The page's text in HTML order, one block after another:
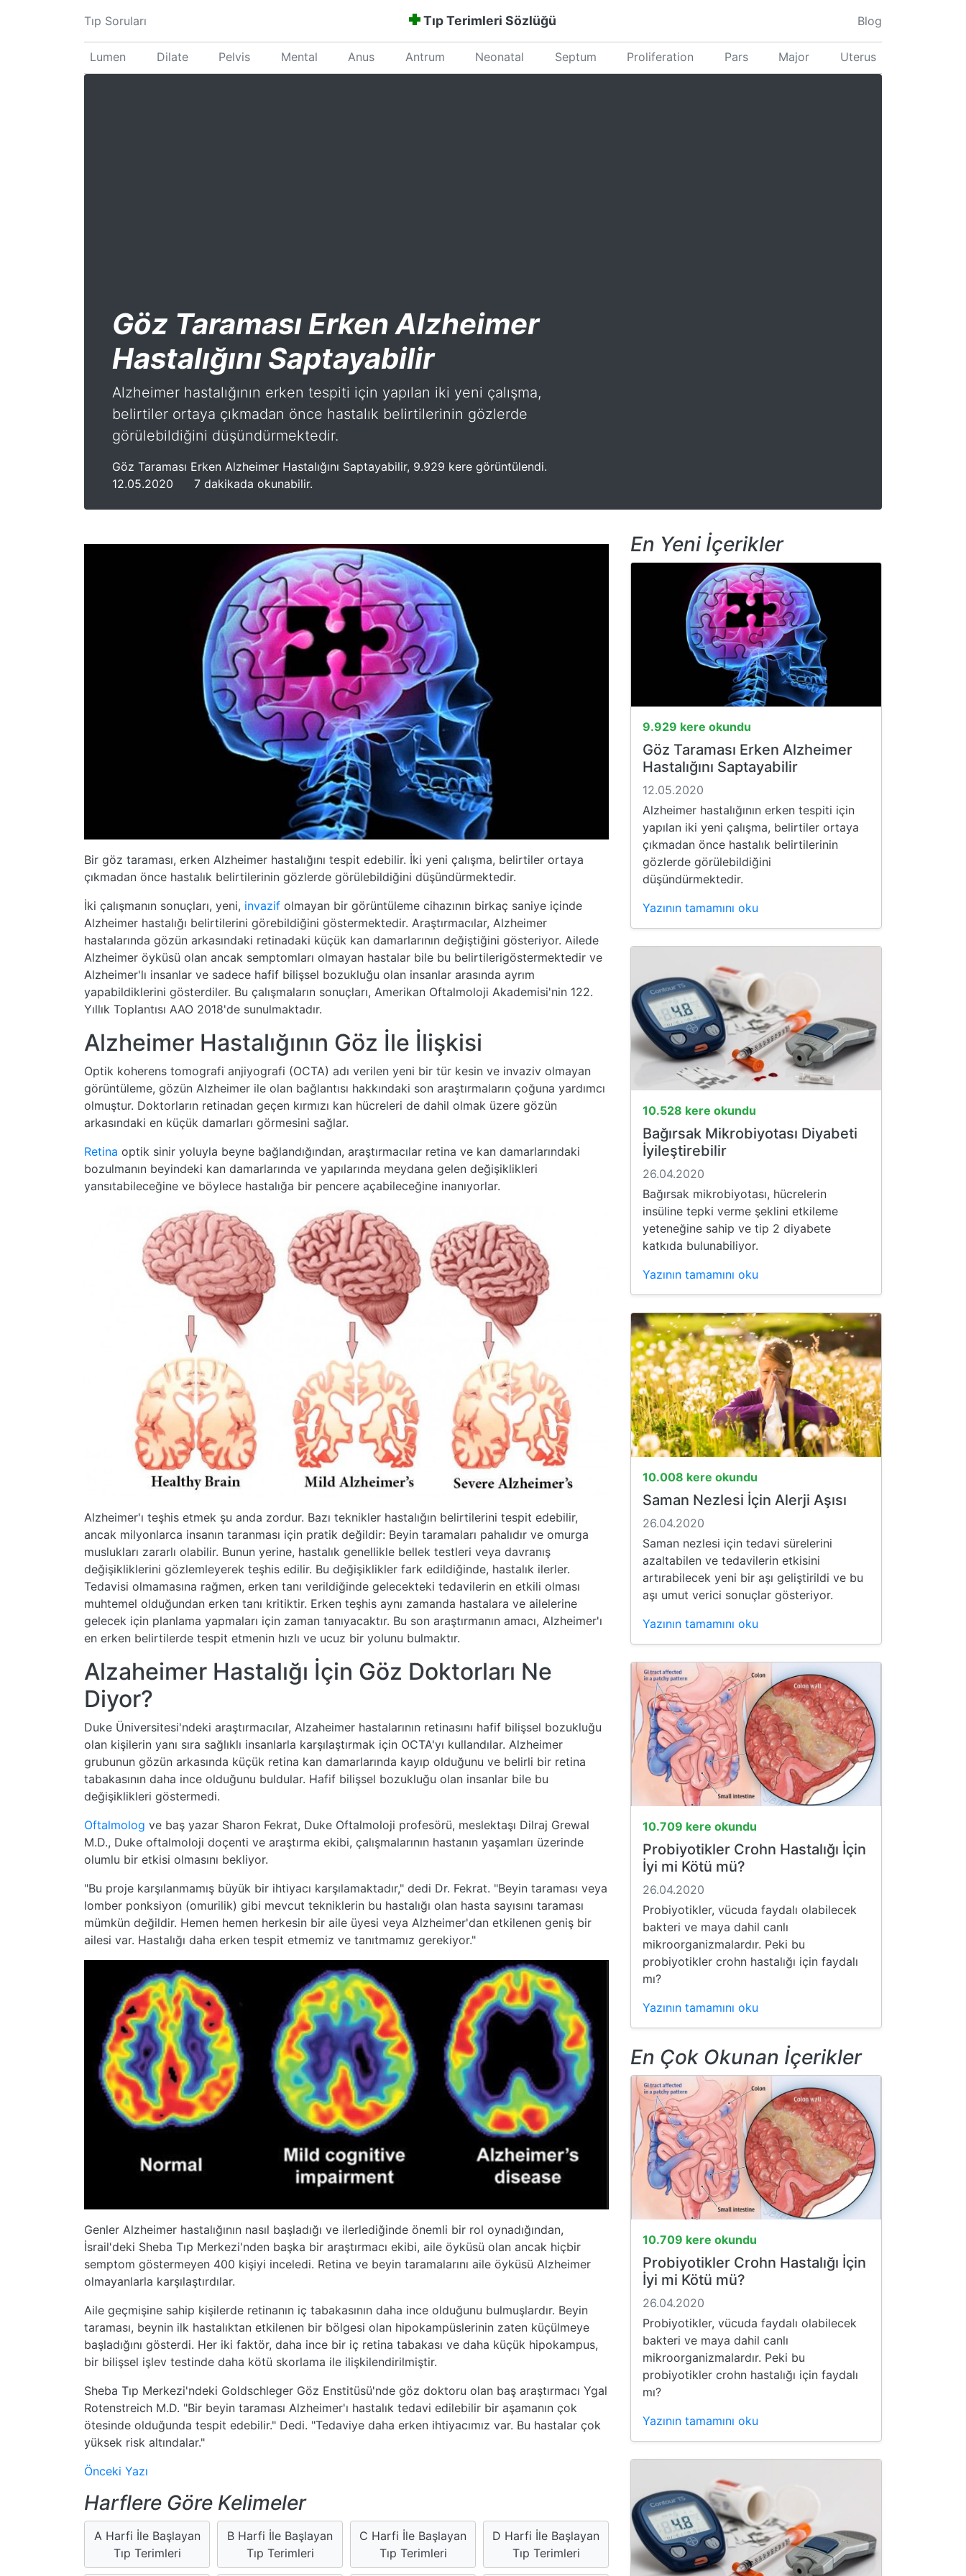
Tıp Soruları Tıp Terimleri Sözlüğü Blog
Lumen Dilate Pelvis Mental Anus Antrum Neonatal Septum Proliferation Pars Major Uterus
Göz Taraması Erken Alzheimer
Hastalığını Saptayabilir
Alzheimer hastalığının erken tespiti için yapılan iki yeni çalışma,
belirtiler ortaya çıkmadan önce hastalık belirtilerinin gözlerde
görülebildiğini düşündürmektedir.
Göz Taraması Erken Alzheimer Hastalığını Saptayabilir, 9.929 kere görüntülendi.
12.05.2020
7 dakikada okunabilir.
Bir göz taraması, erken Alzheimer hastalığını tespit edebilir. İki yeni çalışma, belirtiler ortaya
çıkmadan önce hastalık belirtilerinin gözlerde görülebildiğini düşündürmektedir.
İki çalışmanın sonuçları, yeni, invazif olmayan bir görüntüleme cihazının birkaç saniye içinde
Alzheimer hastalığı belirtilerini görebildiğini göstermektedir. Araştırmacılar, Alzheimer
hastalarında gözün arkasındaki retinadaki küçük kan damarlarının değiştiğini gösteriyor. Ailede
Alzheimer öyküsü olan ancak semptomları olmayan hastalar bile bu belirtilerigöstermektedir ve
Alzheimer'lı insanlar ve sadece hafif bilişsel bozukluğu olan insanlar arasında ayrım
yapabildiklerini gösterdiler. Bu çalışmaların sonuçları, Amerikan Oftalmoloji Akademisi'nin 122.
Yıllık Toplantısı AAO 2018'de sunulmaktadır.
Alzheimer Hastalığının Göz İle İlişkisi
Optik koherens tomografi anjiyografi (OCTA) adı verilen yeni bir tür kesin ve invaziv olmayan
görüntüleme, gözün Alzheimer ile olan bağlantısı hakkındaki son araştırmaların çoğuna yardımcı
olmuştur. Doktorların retinadan geçen kırmızı kan hücreleri de dahil olmak üzere gözün
arkasındaki en küçük damarları görmesini sağlar.
Retina optik sinir yoluyla beyne bağlandığından, araştırmacılar retina ve kan damarlarındaki
bozulmanın beyindeki kan damarlarında ve yapılarında meydana gelen değişiklikleri
yansıtabileceğine ve böylece hastalığa bir pencere açabileceğine inanıyorlar.
Alzheimer'ı teşhis etmek şu anda zordur. Bazı teknikler hastalığın belirtilerini tespit edebilir,
ancak milyonlarca insanın taranması için pratik değildir: Beyin taramaları pahalıdır ve omurga
muslukları zararlı olabilir. Bunun yerine, hastalık genellikle bellek testleri veya davranış
değişikliklerini gözlemleyerek teşhis edilir. Bu değişiklikler fark edildiğinde, hastalık ilerler.
Tedavisi olmamasına rağmen, erken tanı verildiğinde gelecekteki tedavilerin en etkili olması
muhtemel olduğundan erken tanı kritiktir. Erken teşhis aynı zamanda hastalara ve ailelerine
gelecek için planlama yapmaları için zaman tanıyacaktır. Bu son araştırmanın amacı, Alzheimer'ı
en erken belirtilerde tespit etmenin hızlı ve ucuz bir yolunu bulmaktır.
Alzaheimer Hastalığı İçin Göz Doktorları Ne
Diyor?
Duke Üniversitesi'ndeki araştırmacılar, Alzaheimer hastalarının retinasını hafif bilişsel bozukluğu
olan kişilerin yanı sıra sağlıklı insanlarla karşılaştırmak için OCTA'yı kullandılar. Alzheimer
grubunun gözün arkasında küçük retina kan damarlarında kayıp olduğunu ve belirli bir retina
tabakasının daha ince olduğunu buldular. Hafif bilişsel bozukluğu olan insanlar bile bu
değişiklikleri göstermedi.
Oftalmolog ve baş yazar Sharon Fekrat, Duke Oftalmoloji profesörü, meslektaşı Dilraj Grewal
M.D., Duke oftalmoloji doçenti ve araştırma ekibi, çalışmalarının hastanın yaşamları üzerinde
olumlu bir etkisi olmasını bekliyor.
"Bu proje karşılanmamış büyük bir ihtiyacı karşılamaktadır," dedi Dr. Fekrat. "Beyin taraması veya
lomber ponksiyon (omurilik) gibi mevcut tekniklerin bu hastalığı olan hasta sayısını taraması
mümkün değildir. Hemen hemen herkesin bir aile üyesi veya Alzheimer'dan etkilenen geniş bir
ailesi var. Hastalığı daha erken tespit etmemiz ve tanıtmamız gerekiyor."
Genler Alzheimer hastalığının nasıl başladığı ve ilerlediğinde önemli bir rol oynadığından,
İsrail'deki Sheba Tıp Merkezi'nden başka bir araştırmacı ekibi, aile öyküsü olan ancak hiçbir
semptom göstermeyen 400 kişiyi inceledi. Retina ve beyin taramalarını aile öyküsü Alzheimer
olmayanlarla karşılaştırdılar.
Aile geçmişine sahip kişilerde retinanın iç tabakasının daha ince olduğunu bulmuşlardır. Beyin
taraması, beynin ilk hastalıktan etkilenen bir bölgesi olan hipokampüslerinin zaten küçülmeye
başladığını gösterdi. Her iki faktör, daha ince bir iç retina tabakası ve daha küçük hipokampus,
bir bilişsel işlev testinde daha kötü skorlama ile ilişkilendirilmiştir.
Sheba Tıp Merkezi'ndeki Goldschleger Göz Enstitüsü'nde göz doktoru olan baş araştırmacı Ygal
Rotenstreich M.D. "Bir beyin taraması Alzheimer'ı hastalık tedavi edilebilir bir aşamanın çok
ötesinde olduğunda tespit edebilir." Dedi. "Tedaviye daha erken ihtiyacımız var. Bu hastalar çok
yüksek risk altındalar."
Önceki Yazı
Harflere Göre Kelimeler
A Harfi İle Başlayan
Tıp Terimleri
B Harfi İle Başlayan
Tıp Terimleri
C Harfi İle Başlayan
Tıp Terimleri
D Harfi İle Başlayan
Tıp Terimleri
En Yeni İçerikler
9.929 kere okundu
Göz Taraması Erken Alzheimer
Hastalığını Saptayabilir
12.05.2020
Alzheimer hastalığının erken tespiti için
yapılan iki yeni çalışma, belirtiler ortaya
çıkmadan önce hastalık belirtilerinin
gözlerde görülebildiğini
düşündürmektedir.
Yazının tamamını oku
10.528 kere okundu
Bağırsak Mikrobiyotası Diyabeti
İyileştirebilir
26.04.2020
Bağırsak mikrobiyotası, hücrelerin
insüline tepki verme şeklini etkileme
yeteneğine sahip ve tip 2 diyabete
katkıda bulunabiliyor.
Yazının tamamını oku
10.008 kere okundu
Saman Nezlesi İçin Alerji Aşısı
26.04.2020
Saman nezlesi için tedavi sürelerini
azaltabilen ve tedavilerin etkisini
artırabilecek yeni bir aşı geliştirildi ve bu
aşı umut verici sonuçlar gösteriyor.
Yazının tamamını oku
10.709 kere okundu
Probiyotikler Crohn Hastalığı İçin
İyi mi Kötü mü?
26.04.2020
Probiyotikler, vücuda faydalı olabilecek
bakteri ve maya dahil canlı
mikroorganizmalardır. Peki bu
probiyotikler crohn hastalığı için faydalı
mı?
Yazının tamamını oku
En Çok Okunan İçerikler
10.709 kere okundu
Probiyotikler Crohn Hastalığı İçin
İyi mi Kötü mü?
26.04.2020
Probiyotikler, vücuda faydalı olabilecek
bakteri ve maya dahil canlı
mikroorganizmalardır. Peki bu
probiyotikler crohn hastalığı için faydalı
mı?
Yazının tamamını oku